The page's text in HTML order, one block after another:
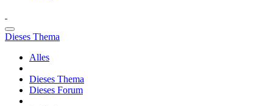
Dieses Thema
Alles
Dieses Thema
Dieses Forum